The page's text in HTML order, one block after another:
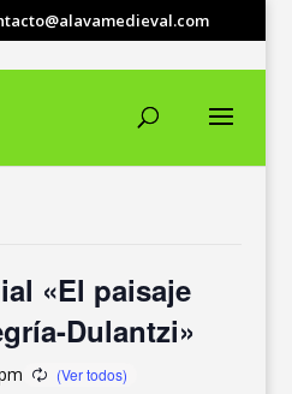
«El paisaje
Dulantzi»